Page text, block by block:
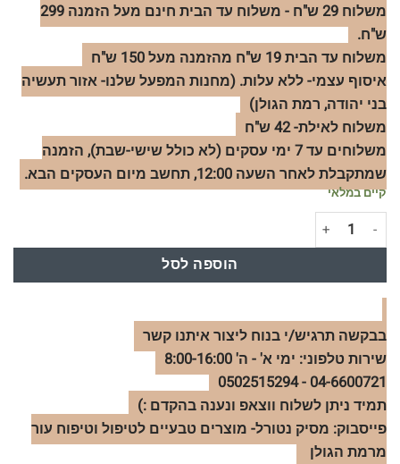
משלוח 29 ש"ח - משלוח עד הבית חינם מעל הזמנה 299
ש"ח.
משלוח עד הבית 19 ש"ח מהזמנה מעל 150 ש"ח
איסוף עצמי- ללא עלות. (מחנות המפעל שלנו- אזור תעשיה
בני יהודה, רמת הגולן)
משלוח לאילת- 42 ש"ח
משלוחים עד 7 ימי עסקים (לא כולל שישי-שבת), הזמנה
שמתקבלת לאחר השעה 12:00, תחשב מיום העסקים הבא.
קיים במלאי
כמות של סבון נוזלי - פריחת הדובדבן 1 ליטר
הוספה לסל
בבקשה תרגיש/י בנוח ליצור איתנו קשר
שירות טלפוני: ימי א' - ה' 8:00-16:00
04-6600721 - 0502515294
תמיד ניתן לשלוח ווצאפ ונענה בהקדם :)
פייסבוק: מסיק נטורל- מוצרים טבעיים לטיפול וטיפוח עור
מרמת הגולן